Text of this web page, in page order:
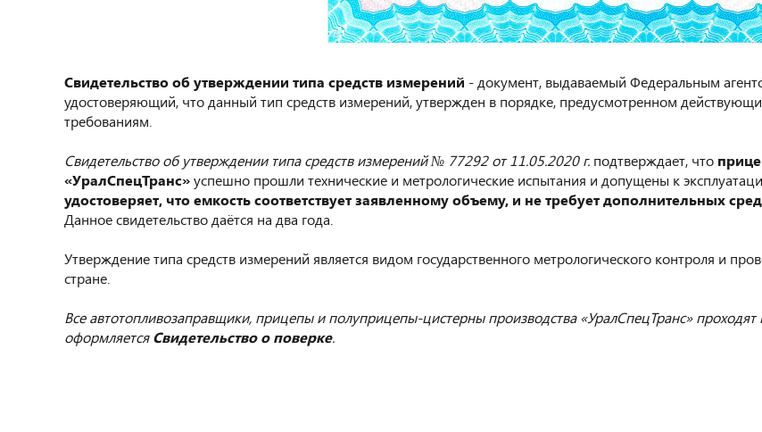
Свидетельство об утверждении типа средств измерений - документ, выдаваемый Федеральным
удостоверяющий, что данный тип средств измерений, утвержден в порядке, предусмотренном
требованиям.
Свидетельство об утверждении типа средств измерений № 77292 от 11.05.2020 г. подтверждает, что
«УралСпецТранс»успешно прошли технические и метрологические испытания и допущены к
удостоверяет, что емкость соответствует заявленному объему, и не требует дополнительных
Данное свидетельство даётся на два года.
Утверждение типа средств измерений является видом государственного метрологического контроля и
стране.
Все автотопливозаправщики, прицепы и полуприцепы-цистерны производства «УралСпецТранс»
оформляетсяСвидетельство о поверке.